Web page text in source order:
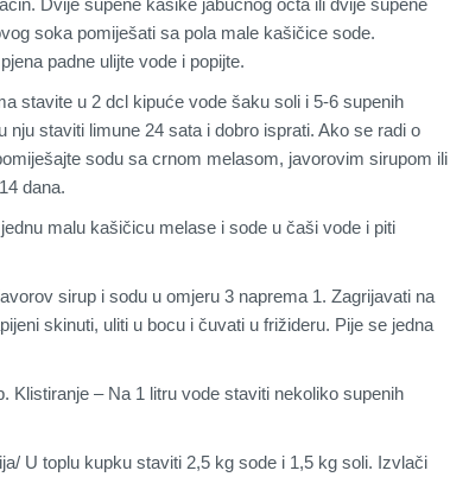
Dvije supene kašike jabučnog octa ili dvije supene
soka pomiješati sa pola male kašičice sode.
padne ulijte vode i popijte.
stavite u 2 dcl kipuće vode šaku soli i 5-6 supenih
nju staviti limune 24 sata i dobro isprati. Ako se radi o
sodu sa crnom melasom, javorovim sirupom ili
dana.
malu kašičicu melase i sode u čaši vode i piti
sirup i sodu u omjeru 3 naprema 1. Zagrijavati na
skinuti, uliti u bocu i čuvati u frižideru. Pije se jedna
Klistiranje – Na 1 litru vode staviti nekoliko supenih
U toplu kupku staviti 2,5 kg sode i 1,5 kg soli. Izvlači